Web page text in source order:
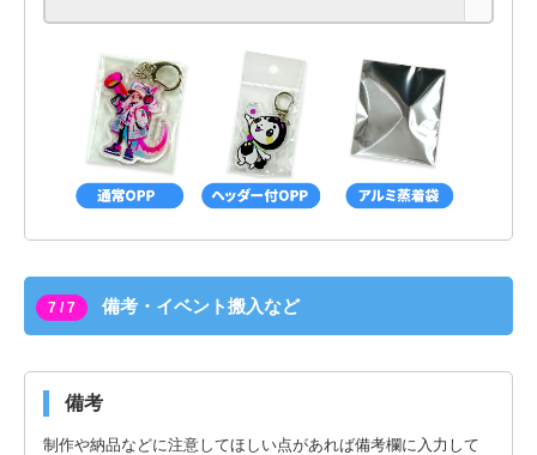
7 / 7 備考・イベント搬入など
備考
制作や納品などに注意してほしい点があれば備考欄に入力して